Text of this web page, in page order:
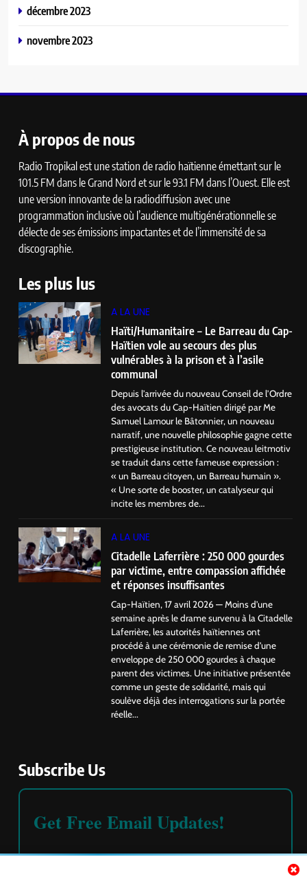
décembre 2023
novembre 2023
À propos de nous
Radio Tropikal est une station de radio haïtienne émettant sur le
101.5 FM dans le Grand Nord et sur le 93.1 FM dans l’Ouest. Elle est
une version innovante de la radiodiffusion avec une
programmation inclusive où l’audience multigénérationnelle se
délecte de ses émissions impactantes et de l’immensité de sa
discographie.
Les plus lus
A LA UNE
Haïti/Humanitaire – Le Barreau du Cap-
Haïtien vole au secours des plus
vulnérables à la prison et à l’asile
communal
Depuis l’arrivée du nouveau Conseil de l’Ordre
des avocats du Cap-Haïtien dirigé par Me
Samuel Lamour le Bâtonnier, un nouveau
narratif, une nouvelle philosophie gagne cette
prestigieuse institution. Ce nouveau leitmotiv
se traduit dans cette fameuse expression :
« un Barreau citoyen, un Barreau humain ».
« Une sorte de booster, un catalyseur qui
incite les membres de...
A LA UNE
Citadelle Laferrière : 250 000 gourdes
par victime, entre compassion affichée
et réponses insuffisantes
Cap-Haïtien, 17 avril 2026 — Moins d’une
semaine après le drame survenu à la Citadelle
Laferrière, les autorités haïtiennes ont
procédé à une cérémonie de remise d’une
enveloppe de 250 000 gourdes à chaque
parent des victimes. Une initiative présentée
comme un geste de solidarité, mais qui
soulève déjà des interrogations sur la portée
réelle...
Subscribe Us
Get Free Email Updates!